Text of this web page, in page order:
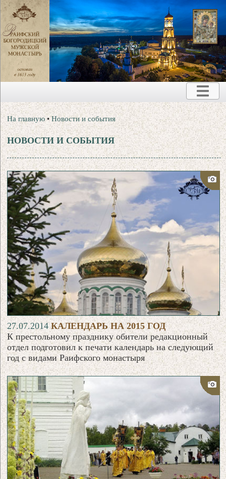
На главную •Новости и события
НОВОСТИ И СОБЫТИЯ
27.07.2014КАЛЕНДАРЬ НА 2015 ГОД
К престольному празднику обители редакционный
отдел подготовил к печати календарь на следующий
год с видами Раифского монастыря